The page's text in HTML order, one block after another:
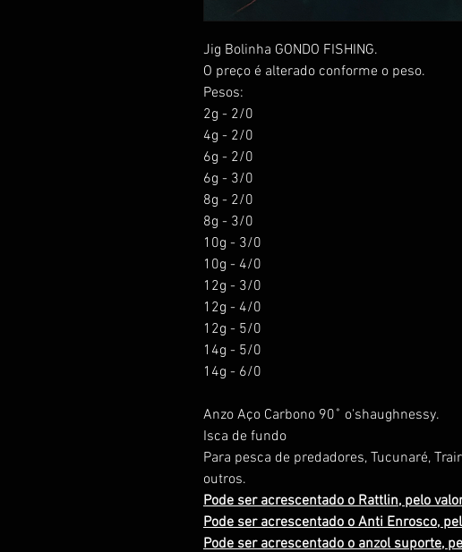
Jig Bolinha GONDO FISHING.
O preço é alterado conforme o peso.
Pesos:
2g - 2/0
4g - 2/0
6g - 2/0
6g - 3/0
8g - 2/0
8g - 3/0
10g - 3/0
10g - 4/0
12g - 3/0
12g - 4/0
12g - 5/0
14g - 5/0
14g - 6/0
Anzo Aço Carbono 90˚ o'shaughnessy.
Isca de fundo
Para pesca de predadores, Tucunaré,
outros.
Pode ser acrescentado o Rattlin, pelo
Pode ser acrescentado o Anti Enrosco,
Pode ser acrescentado o anzol suporte,